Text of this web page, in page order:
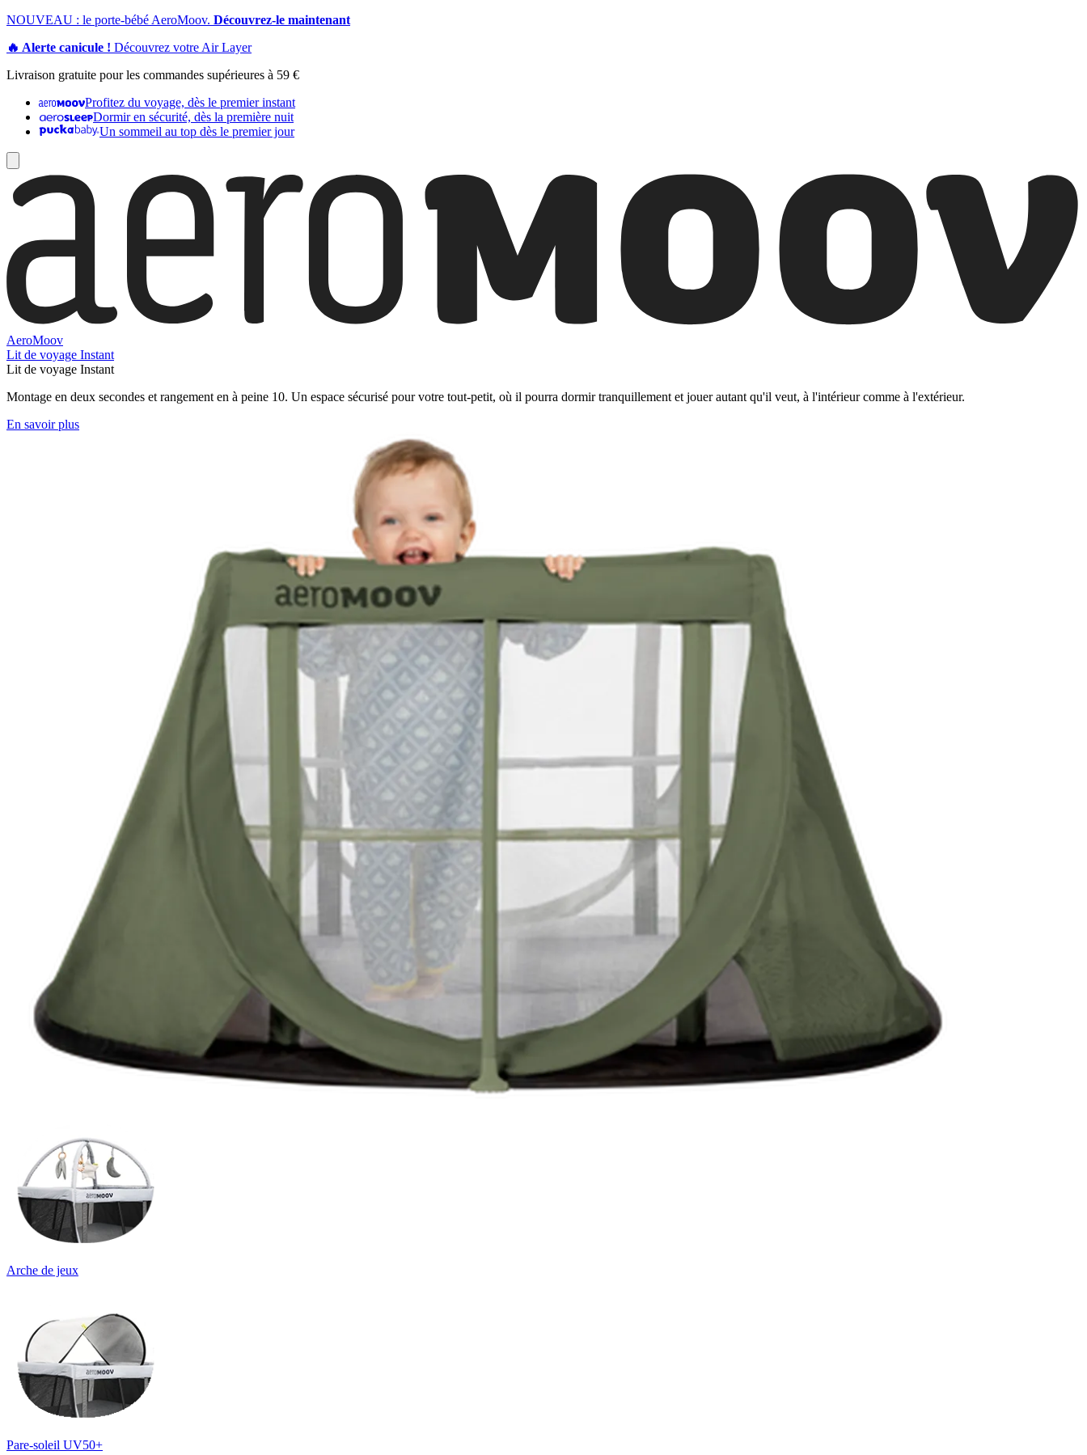
NOUVEAU : le porte-bébé AeroMoov. Découvrez-le maintenant
🔥 Alerte canicule ! Découvrez votre Air Layer
Livraison gratuite pour les commandes supérieures à 59 €
Profitez du voyage, dès le premier instant
Dormir en sécurité, dès la première nuit
Un sommeil au top dès le premier jour
AeroMoov
Lit de voyage Instant
Lit de voyage Instant
Montage en deux secondes et rangement en à peine 10. Un espace sécurisé pour votre tout-petit, où il pourra dormir tranquillement et jouer autant qu'il veut, à l'intérieur comme à l'extérieur.
En savoir plus
Arche de jeux
Pare-soleil UV50+